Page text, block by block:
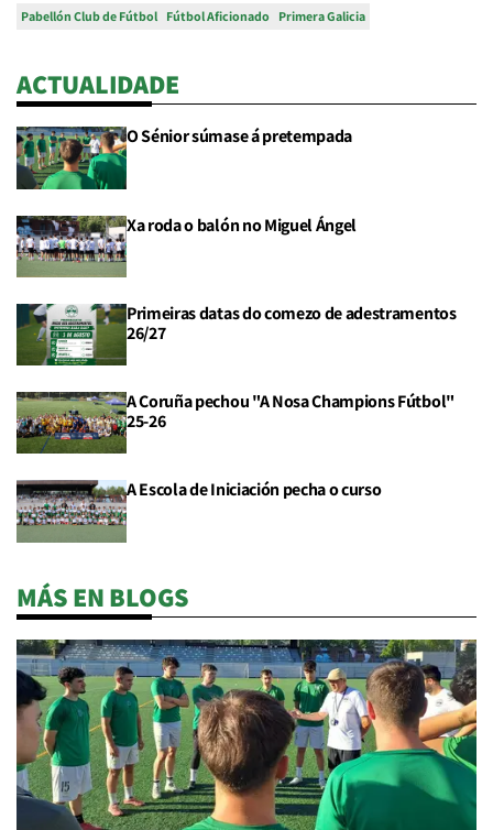
Pabellón Club de Fútbol Fútbol Aficionado Primera Galicia
ACTUALIDADE
O Sénior súmase á pretempada
Xa roda o balón no Miguel Ángel
Primeiras datas do comezo de adestramentos
26/27
A Coruña pechou "A Nosa Champions Fútbol"
25-26
A Escola de Iniciación pecha o curso
MÁS EN BLOGS